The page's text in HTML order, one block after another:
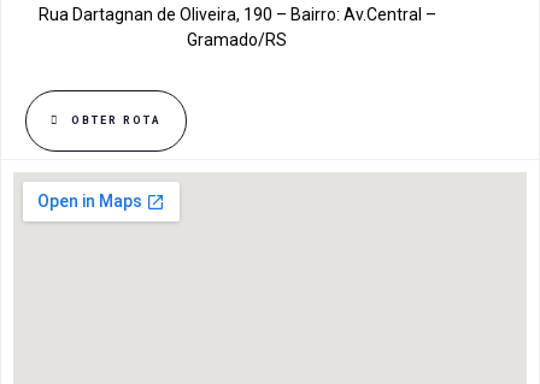
Rua Dartagnan de Oliveira, 190 – Bairro: Av.Central –
Gramado/RS
OBTER ROTA